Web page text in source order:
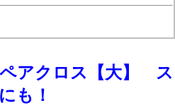
アクロス【大】 ス
も！